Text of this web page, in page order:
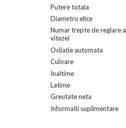
Putere totala
Diametru elice
Numar trepte de reglare a
vitezei
Ocilatie automata
Culoare
Inaltime
Latime
Greutate neta
Informatii suplimentare